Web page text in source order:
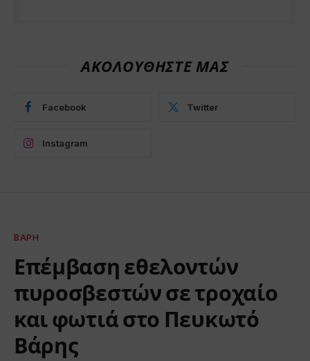
ΑΚΟΛΟΥΘΗΣΤΕ ΜΑΣ
Facebook Twitter
Instagram
ΒΆΡΗ
Επέμβαση εθελοντών
πυροσβεστών σε τροχαίο
και φωτιά στο Πευκωτό
Βάρης